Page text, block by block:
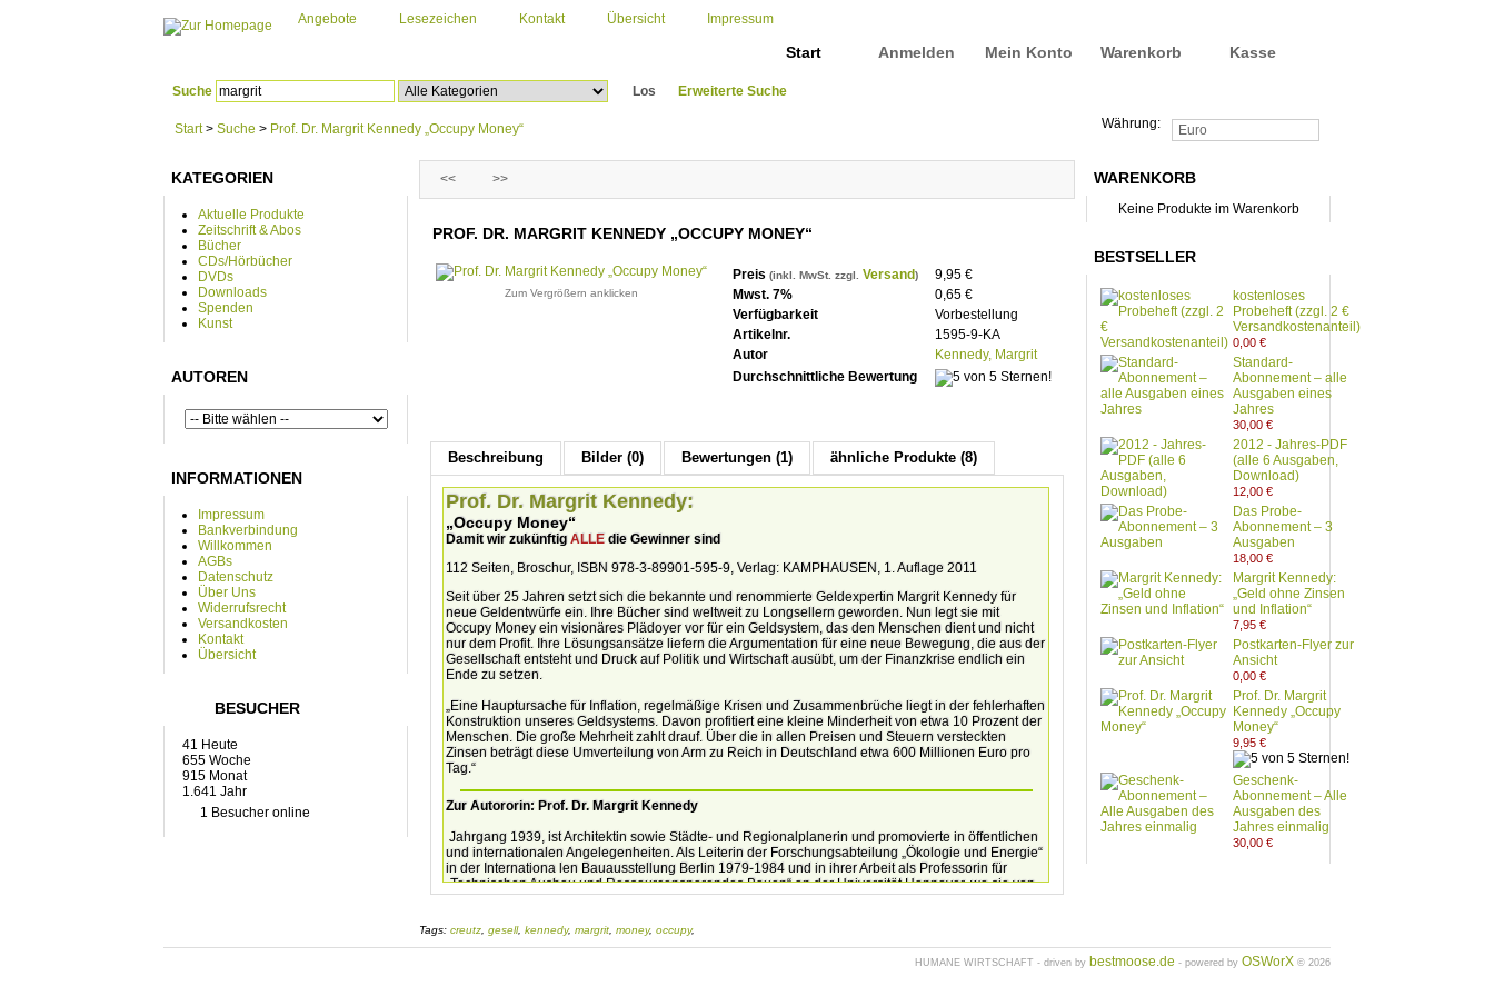
Angebote Lesezeichen Kontakt Übersicht Impressum
Start Anmelden Mein Konto Warenkorb Kasse
Suche Los Erweiterte Suche
Start> Suche > Prof. Dr. Margrit Kennedy „Occupy Money“ Währung: Euro
KATEGORIEN
Aktuelle Produkte
Zeitschrift & Abos
Bücher
CDs/Hörbücher
DVDs
Downloads
Spenden
Kunst
AUTOREN
INFORMATIONEN
Impressum
Bankverbindung
Willkommen
AGBs
Datenschutz
Über Uns
Widerrufsrecht
Versandkosten
Kontakt
Übersicht
BESUCHER
41 Heute
655 Woche
915 Monat
1.641 Jahr
1 Besucher online
WARENKORB
Keine Produkte im Warenkorb
BESTSELLER
kostenloses
Probeheft (zzgl. 2 €
Versandkostenanteil)
0,00 €
Standard-
Abonnement – alle
Ausgaben eines
Jahres
30,00 €
2012 - Jahres-PDF
(alle 6 Ausgaben,
Download)
12,00 €
Das Probe-
Abonnement – 3
Ausgaben
18,00 €
Margrit Kennedy:
„Geld ohne Zinsen
und Inflation“
7,95 €
Postkarten-Flyer zur
Ansicht
0,00 €
Prof. Dr. Margrit
Kennedy „Occupy
Money“
9,95 €
Geschenk-
Abonnement – Alle
Ausgaben des
Jahres einmalig
30,00 €
<< >>
PROF. DR. MARGRIT KENNEDY „OCCUPY MONEY“
Zum Vergrößern anklicken
Preis (inkl. MwSt. zzgl. Versand)
9,95 €
Mwst. 7%
0,65 €
Verfügbarkeit
Vorbestellung
Artikelnr.
1595-9-KA
Autor
Kennedy, Margrit
Durchschnittliche Bewertung
Beschreibung Bilder (0) Bewertungen (1) ähnliche Produkte (8)
Prof. Dr. Margrit Kennedy:
„Occupy Money“
Damit wir zukünftig ALLE die Gewinner sind
112 Seiten, Broschur, ISBN 978-3-89901-595-9, Verlag: KAMPHAUSEN, 1. Auflage 2011
Seit über 25 Jahren setzt sich die bekannte und renommierte Geldexpertin Margrit Kennedy für
neue Geldentwürfe ein. Ihre Bücher sind weltweit zu Longsellern geworden. Nun legt sie mit
Occupy Money ein visionäres Plädoyer vor für ein Geldsystem, das den Menschen dient und nicht
nur dem Profit. Ihre Lösungsansätze liefern die Argumentation für eine neue Bewegung, die aus der
Gesellschaft entsteht und Druck auf Politik und Wirtschaft ausübt, um der Finanzkrise endlich ein
Ende zu setzen.
„Eine Hauptursache für Inflation, regelmäßige Krisen und Zusammenbrüche liegt in der fehlerhaften
Konstruktion unseres Geldsystems. Davon profitiert eine kleine Minderheit von etwa 10 Prozent der
Menschen. Die große Mehrheit zahlt drauf. Über die in allen Preisen und Steuern versteckten
Zinsen beträgt diese Umverteilung von Arm zu Reich in Deutschland etwa 600 Millionen Euro pro
Tag.“
Zur Autororin: Prof. Dr. Margrit Kennedy
Jahrgang 1939, ist Architektin sowie Städte- und Regionalplanerin und promovierte in öffentlichen
und internationalen Angelegenheiten. Als Leiterin der Forschungsabteilung „Ökologie und Energie“
in der Internationa len Bauausstellung Berlin 1979-1984 und in ihrer Arbeit als Professorin für
„Technischen Ausbau und Ressourcensparendes Bauen“ an der Universität Hannover, wo sie von
1991 bis 2002 lehrte und forschte, stieß sie immer wieder auf einen kleinen, aber bedeutsamen
Er verhinderte, dass ökologische Projekte im notwendigen Umfang finanziert werden konnten,
obwohl es eine Lösung für dieses Problem gab. Sie verstand, dass das Geldsystem ein Dreh- und
Tags: creutz gesell, kennedy, margrit money, occupy,
HUMANE WIRTSCHAFT - driven by bestmoose.de - powered by OSWorX © 2026